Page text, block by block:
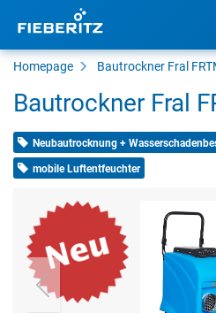
Homepage Bautrockner Fral
Bautrockner Fral
Neubautrocknung +
mobile Luftentfeuchter